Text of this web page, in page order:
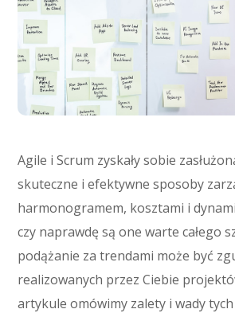
Agile i Scrum zyskały sobie
skuteczne i efektywne sposoby
harmonogramem, kosztami i
czy naprawdę są one warte całego
podążanie za trendami może być
realizowanych przez Ciebie
artykule omówimy zalety i wady